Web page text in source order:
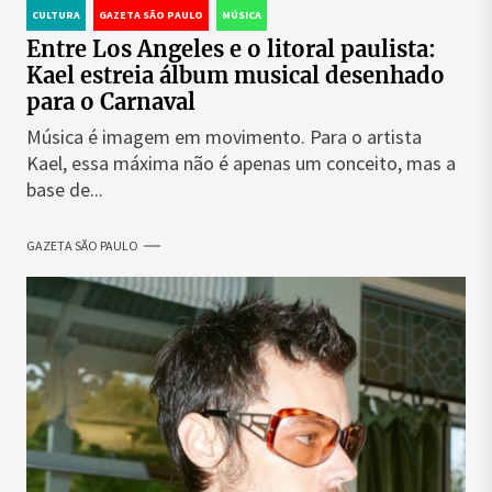
CULTURA GAZETA SÃO PAULO MÚSICA
Entre Los Angeles e o litoral paulista:
Kael estreia álbum musical desenhado
para o Carnaval
Música é imagem em movimento. Para o artista
Kael, essa máxima não é apenas um conceito, mas a
base de...
GAZETA SÃO PAULO